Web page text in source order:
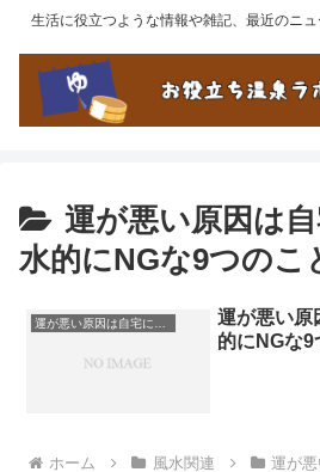
生活に役立つような情報や雑記、最近のニュ
運が悪い原因は
水的にNGな9つのこ
運が悪い原因は自宅にあり？風水的にNGな9つのこと
運が悪い原
的にNGな9
ホーム 風水関連
運が